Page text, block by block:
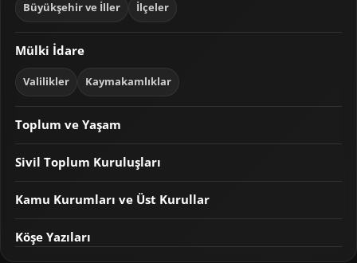
Büyükşehir ve İller İlçeler
Mülki İdare
Valilikler Kaymakamlıklar
Toplum ve Yaşam
Sivil Toplum Kuruluşları
Kamu Kurumları ve Üst Kurullar
Köşe Yazıları